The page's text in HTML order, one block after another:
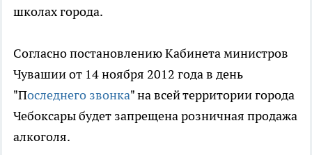
школах города.
Согласно постановлению Кабинета министров
Чувашии от 14 ноября 2012 года в день
"Последнего звонка" на всей территории города
Чебоксары будет запрещена розничная продажа
алкоголя.